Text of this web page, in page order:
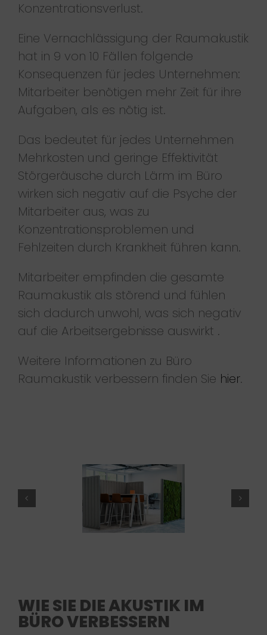
Konzentrationsverlust.
Eine Vernachlässigung der Raumakustik
hat in 9 von 10 Fällen folgende
Konsequenzen für jedes Unternehmen:
Mitarbeiter benötigen mehr Zeit für ihre
Aufgaben, als es nötig ist.
Das bedeutet für jedes Unternehmen
Mehrkosten und geringe Effektivität
Störgeräusche durch Lärm im Büro
wirken sich negativ auf die Psyche der
Mitarbeiter aus, was zu
Konzentrationsproblemen und
Fehlzeiten durch Krankheit führen kann.
Mitarbeiter empfinden die gesamte
Raumakustik als störend und fühlen
sich dadurch unwohl, was sich negativ
auf die Arbeitsergebnisse auswirkt .
Weitere Informationen zu Büro
Raumakustik verbessern finden Sie hier.
WIE SIE DIE AKUSTIK IM
BÜRO VERBESSERN